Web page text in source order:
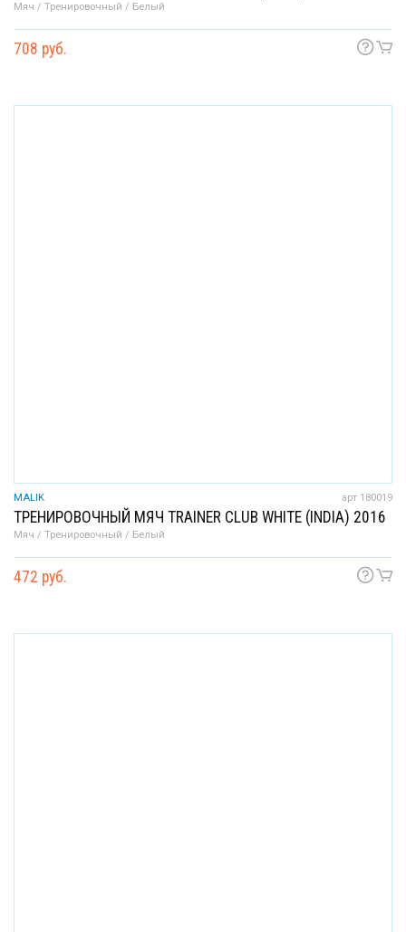
Мяч / Тренировочный / Белый
708 руб.
MALIK арт 180019
ТРЕНИРОВОЧНЫЙ МЯЧ TRAINER CLUB WHITE (INDIA) 2016
Мяч / Тренировочный / Белый
472 руб.